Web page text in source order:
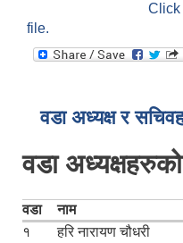
file.
वडा अध्यक्ष र
वडा
वडा नाम
१
हरि नारायण चौधरी